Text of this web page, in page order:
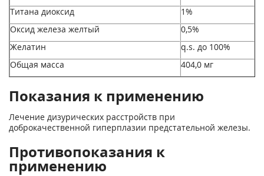
Титана диоксид
1%
Оксид железа желтый
0,5%
Желатин
q.s. до 100%
Общая масса
404,0 мг
Показания к применению
Лечение дизурических расстройств при
доброкачественной гиперплазии предстательной железы.
Противопоказания к
применению